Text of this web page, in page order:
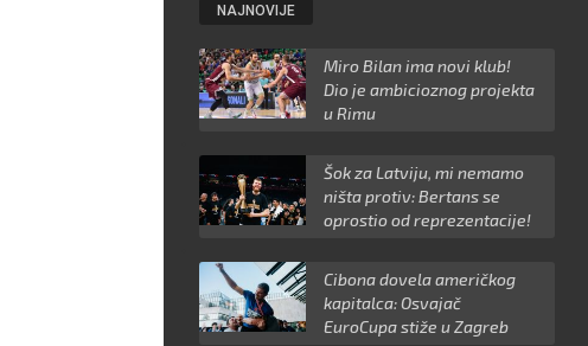
NAJNOVIJE
Miro Bilan ima novi klub!
Dio je ambicioznog projekta
u Rimu
Šok za Latviju, mi nemamo
ništa protiv: Bertans se
oprostio od reprezentacije!
Cibona dovela američkog
kapitalca: Osvajač
EuroCupa stiže u Zagreb